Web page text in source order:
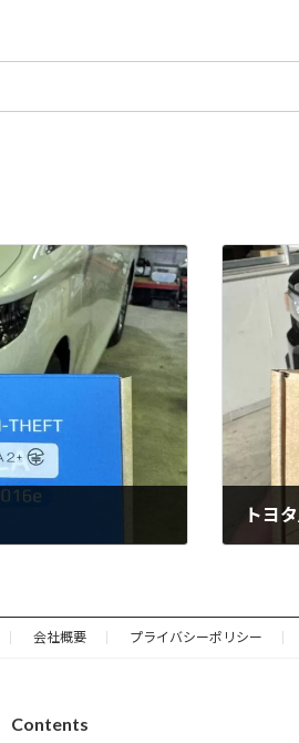
トヨ
会社概要 プライバシーポリシー
Contents